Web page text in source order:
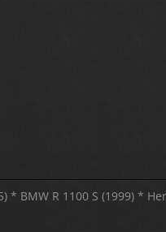
BMW R 1100 S (1999) *